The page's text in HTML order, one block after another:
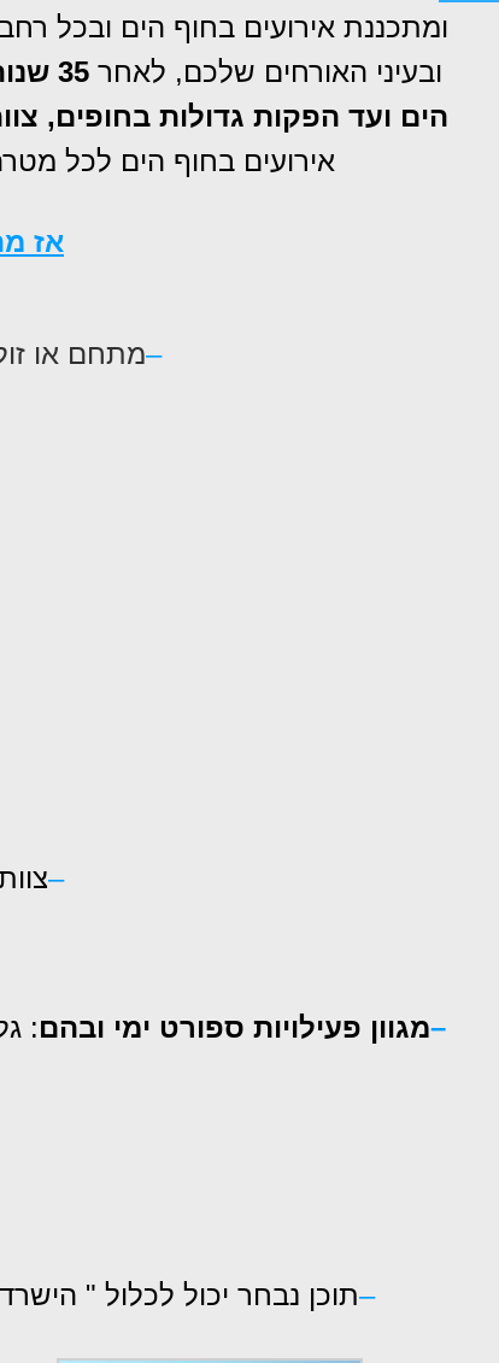
ומתכננת אירועים בחוף הים ובכל
ובעיני האורחים שלכם, לאחר 35 שנות ניסיון אין סוג של אירוע שהחברה לא חוותה החל מאירועי בוטיק קטנים,
הים ועד הפקות גדולות בחופים,
אירועים בחוף הים לכל
אז
–מתחם או
–
–מגוון פעילויות ספורט ימי ובהם:
–תוכן נבחר יכול לכלול "